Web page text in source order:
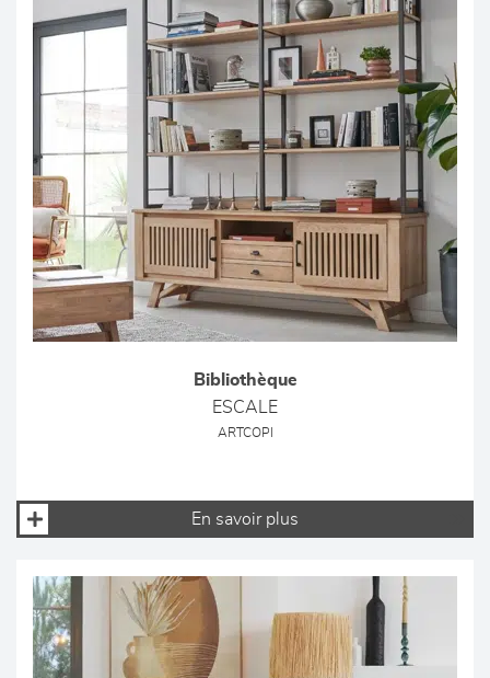
Bibliothèque
ESCALE
ARTCOPI
En savoir plus